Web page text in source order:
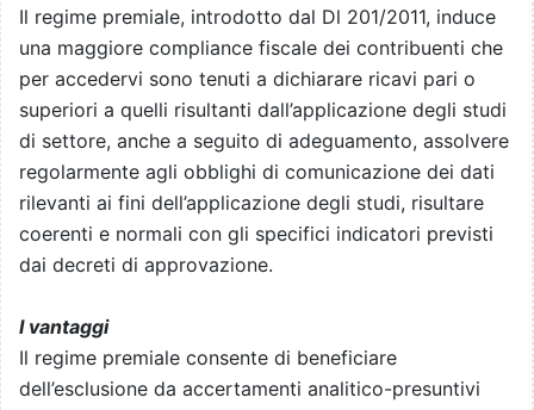
Il regime premiale, introdotto dal Dl 201/2011, induce
una maggiore compliance fiscale dei contribuenti che
per accedervi sono tenuti a dichiarare ricavi pari o
superiori a quelli risultanti dall’applicazione degli studi
di settore, anche a seguito di adeguamento, assolvere
regolarmente agli obblighi di comunicazione dei dati
rilevanti ai fini dell’applicazione degli studi, risultare
coerenti e normali con gli specifici indicatori previsti
dai decreti di approvazione.
I vantaggi
Il regime premiale consente di beneficiare
dell’esclusione da accertamenti analitico-presuntivi